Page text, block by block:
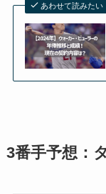
あわせて読みたい
3番手予想：